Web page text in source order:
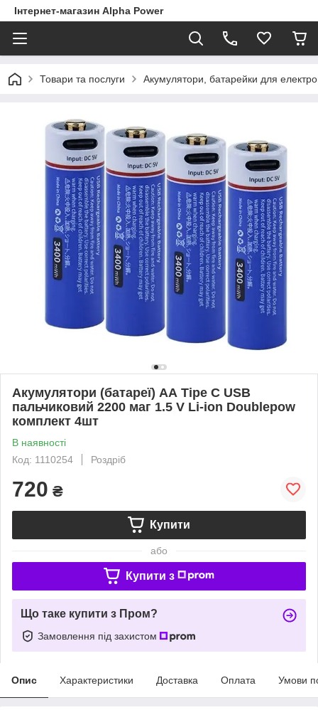
Інтернет-магазин Alpha Power
Товари та послуги Акумулятори, батарейки для
Акумулятори (батареї) АА Tipe C USB
пальчиковий 2200 маг 1.5 V Li-ion Doublepow
комплект 4шт
В наявності
Код: 1110254
Роздріб
720 ₴
Купити
або
Купити з
Що таке купити з Пром?
Замовлення під захистом
Опис Характеристики Доставка Оплата Умови